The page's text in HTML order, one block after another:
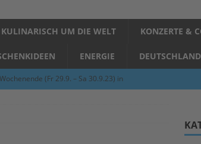
KULINARISCH UM DIE WELT KONZERTE &
ENERGIE DEUTSCHLAND
(Fr 29.9. – Sa 30.9.23) in